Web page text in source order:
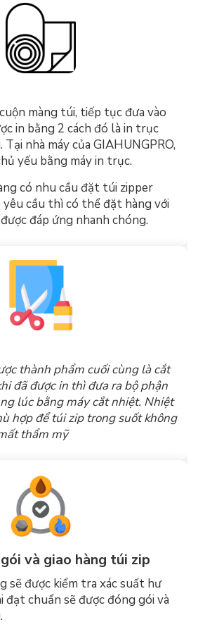
màng túi, tiếp tục đưa vào
in bằng 2 cách đó là in trục
nhà máy của GIAHUNGPRO,
yếu bằng máy in trục.
có nhu cầu đặt túi zipper
cầu thì có thể đặt hàng với
đáp ứng nhanh chóng.
thành phẩm cuối cùng là cắt
đã được in thì đưa ra bộ phận
lúc bằng máy cắt nhiệt. Nhiệt
hợp để túi zip trong suốt không
thẩm mỹ
và giao hàng túi zip
sẽ được kiểm tra xác suất hư
đạt chuẩn sẽ được đóng gói và